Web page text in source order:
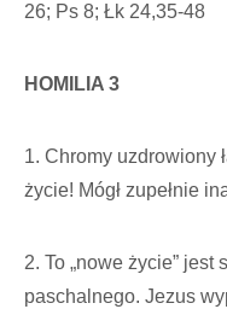
26; Ps 8; Łk 24,35-48
HOMILIA 3
1. Chromy uzdrowiony
życie! Mógł zupełnie
2. To „nowe życie”
paschalnego. Jezus